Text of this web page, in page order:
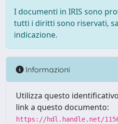
I documenti in IRIS sono
tutti i diritti sono riservati,
indicazione.
Informazioni
Utilizza questo
link a questo documento:
https://hdl.handle.net/